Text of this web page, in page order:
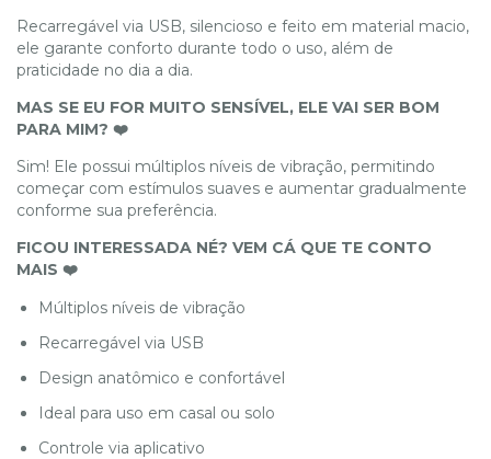
Recarregável via USB, silencioso e feito em material macio,
ele garante conforto durante todo o uso, além de
praticidade no dia a dia.
MAS SE EU FOR MUITO SENSÍVEL, ELE VAI SER BOM
PARA MIM? ❤️
Sim! Ele possui múltiplos níveis de vibração, permitindo
começar com estímulos suaves e aumentar gradualmente
conforme sua preferência.
FICOU INTERESSADA NÉ? VEM CÁ QUE TE CONTO
MAIS ❤️
Múltiplos níveis de vibração
Recarregável via USB
Design anatômico e confortável
Ideal para uso em casal ou solo
Controle via aplicativo